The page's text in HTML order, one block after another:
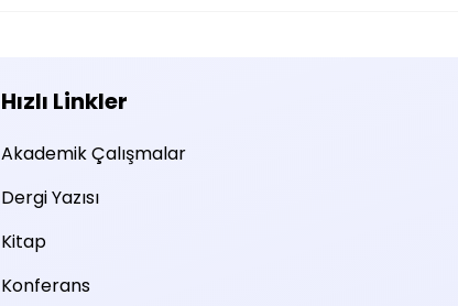
Hızlı Linkler
Akademik Çalışmalar
Dergi Yazısı
Kitap
Konferans